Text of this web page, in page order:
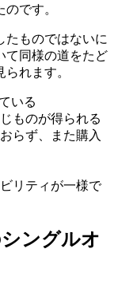
です。
たものではないに
て同様の道をたど
れます。
いる
ものが得られる
らず、また購入
リティが一様で
ングルオ